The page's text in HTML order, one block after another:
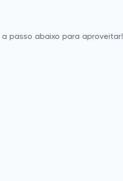
passo abaixo para aproveitar!